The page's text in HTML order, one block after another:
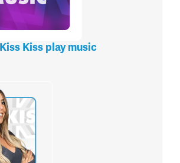
Kiss Kiss play music